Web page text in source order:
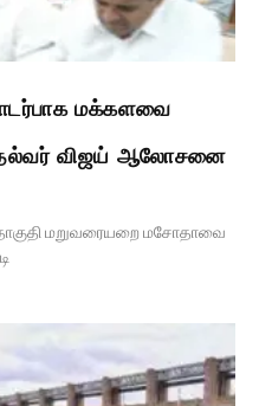
மக்களவை
விஜய் ஆலோசனை
மறுவரையறை மசோதாவை